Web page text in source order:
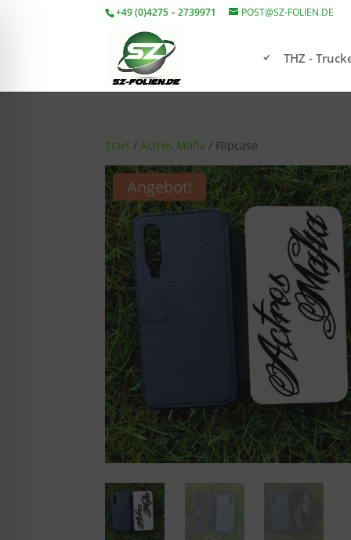
+49 (0)4275 – 2739971 POST@SZ-FOLIEN.DE
THZ -
Start /Actros Mafia / Flipcase
Angebot!